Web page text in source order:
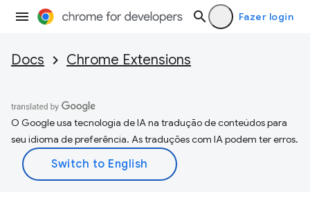
Fazer login
Docs Chrome Extensions
O Google usa tecnologia de IA na tradução de conteúdos para
seu idioma de preferência. As traduções com IA podem ter erros.